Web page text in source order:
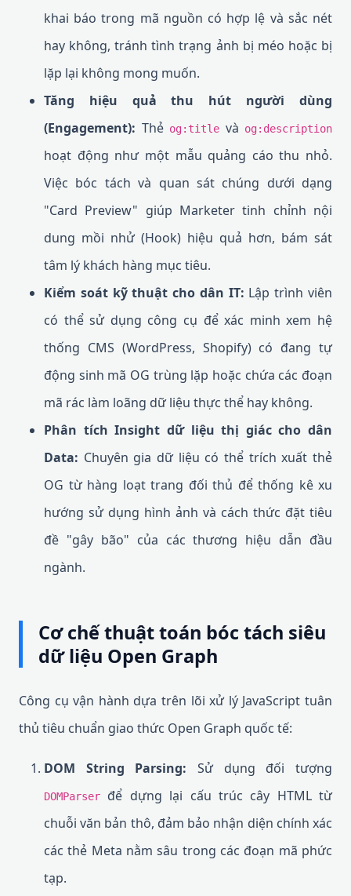
khai báo trong mã nguồn có hợp lệ và sắc nét
hay không, tránh tình trạng ảnh bị méo hoặc bị
lặp lại không mong muốn.
Tăng hiệu quả thu hút người dùng
(Engagement): Thẻ og:title và og:description
hoạt động như một mẫu quảng cáo thu nhỏ.
Việc bóc tách và quan sát chúng dưới dạng
"Card Preview" giúp Marketer tinh chỉnh nội
dung mồi nhử (Hook) hiệu quả hơn, bám sát
tâm lý khách hàng mục tiêu.
Kiểm soát kỹ thuật cho dân IT: Lập trình viên
có thể sử dụng công cụ để xác minh xem hệ
thống CMS (WordPress, Shopify) có đang tự
động sinh mã OG trùng lặp hoặc chứa các đoạn
mã rác làm loãng dữ liệu thực thể hay không.
Phân tích Insight dữ liệu thị giác cho dân
Data: Chuyên gia dữ liệu có thể trích xuất thẻ
OG từ hàng loạt trang đối thủ để thống kê xu
hướng sử dụng hình ảnh và cách thức đặt tiêu
đề "gây bão" của các thương hiệu dẫn đầu
ngành.
Cơ chế thuật toán bóc tách siêu
dữ liệu Open Graph
Công cụ vận hành dựa trên lõi xử lý JavaScript tuân
thủ tiêu chuẩn giao thức Open Graph quốc tế:
DOM String Parsing: Sử dụng đối tượng
DOMParser
để dựng lại cấu trúc cây HTML từ
chuỗi văn bản thô, đảm bảo nhận diện chính xác
các thẻ Meta nằm sâu trong các đoạn mã phức
tạp.